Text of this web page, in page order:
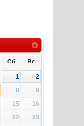
Сб Вс
1
2
8
9
15
16
22
23